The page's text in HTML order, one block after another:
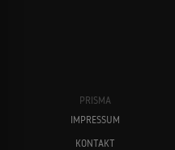
PRISMA
IMPRESSUM
KONTAKT